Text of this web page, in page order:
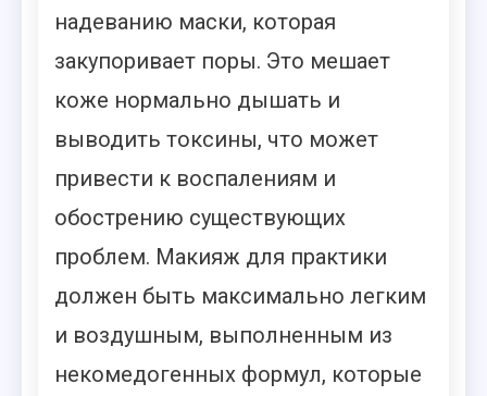
надеванию маски, которая
закупоривает поры. Это мешает
коже нормально дышать и
выводить токсины, что может
привести к воспалениям и
обострению существующих
проблем. Макияж для практики
должен быть максимально легким
и воздушным, выполненным из
некомедогенных формул, которые